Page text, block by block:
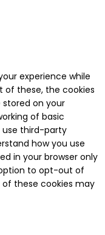
experience while
of these, the cookies
on your
of basic
use third-party
how you use
in your browser only
to opt-out of
these cookies may